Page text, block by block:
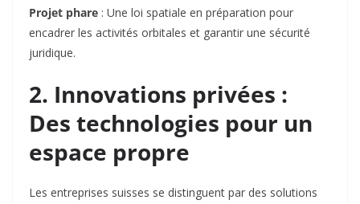
Projet phare : Une loi spatiale en préparation pour
encadrer les activités orbitales et garantir une sécurité
juridique.
2. Innovations privées :
Des technologies pour un
espace propre
Les entreprises suisses se distinguent par des solutions